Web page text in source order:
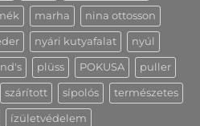
marha nina ottosson
nyári kutyafalat nyúl
plüss POKUSA puller
szárított sípolós természetes
ízületvédelem